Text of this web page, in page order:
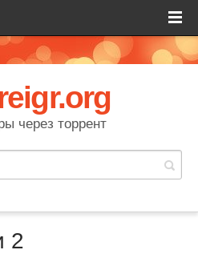
через торрент
2